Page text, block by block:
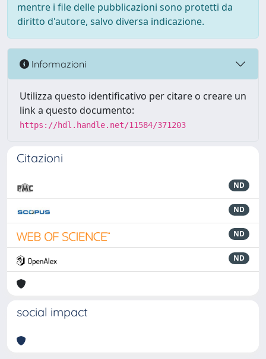
mentre i file delle pubblicazioni sono protetti da
diritto d'autore, salvo diversa indicazione.
Informazioni
Utilizza questo identificativo per citare o creare un
link a questo documento:
https://hdl.handle.net/11584/371203
Citazioni
ND
ND
ND
ND
social impact